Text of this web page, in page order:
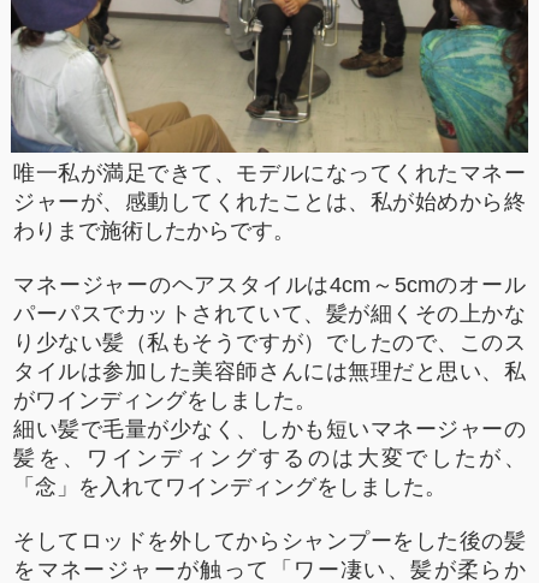
唯一私が満足できて、モデルになってくれたマネー
ジャーが、感動してくれたことは、私が始めから終
わりまで施術したからです。
マネージャーのヘアスタイルは4cm ～ 5cmのオール
パーパスでカットされていて、髪が細くその上かな
り少ない髪（私もそうですが）でしたので、このス
タイルは参加した美容師さんには無理だと思い、私
がワインディングをしました。
細い髪で毛量が少なく、しかも短いマネージャーの
髪を、ワインディングするのは大変でしたが、
「念」を入れてワインディングをしました。
そしてロッドを外してからシャンプーをした後の髪
をマネージャーが触って「ワー凄い、髪が柔らか